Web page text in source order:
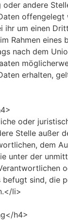
oder andere
offengelegt
ihr um einen
Rahmen eines
nach dem
erhalten,
oder
Stelle außer
dem
unter der
sind, die
li>
h4>